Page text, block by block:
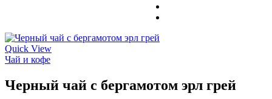
Quick View
Чай и кофе
Черный чай с бергамотом эрл грей